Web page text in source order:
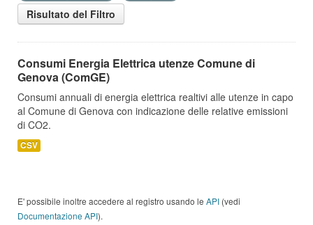
Risultato del Filtro
Consumi Energia Elettrica utenze Comune di
Genova (ComGE)
Consumi annuali di energia elettrica realtivi alle utenze in capo
al Comune di Genova con indicazione delle relative emissioni
di CO2.
CSV
E' possibile inoltre accedere al registro usando le API (vedi
Documentazione API).